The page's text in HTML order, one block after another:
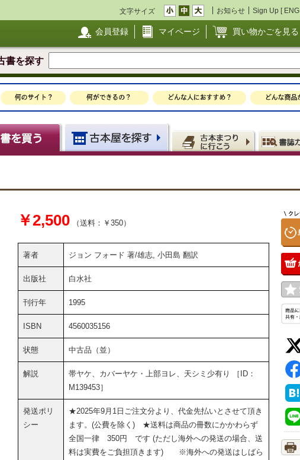
文字サイズ お知らせ Sign Up [ ENG
会員登録 マイページ 買い物かごを見る
書を探す
￥2,500 （送料：￥350）
著者 ジョン フォード 著/雄志, 小田島 翻訳
出版社 白水社
刊行年 1995
ISBN 4560035156
状態 中古品（並）
解説
帯ヤケ、カバーヤケ・上部ヨレ、天シミ少有り ［ID：
M139453］
発送ポリ
シー
★2025年9月1日ご注文分より、代金先払いとさせて頂き
ます。(公費を除く) ★送料は商品の冊数にかかわらず
全国一律 350円 です (ただし海外への発送の場合、送
料は実費をご負担頂きます) ※海外への発送はしばら